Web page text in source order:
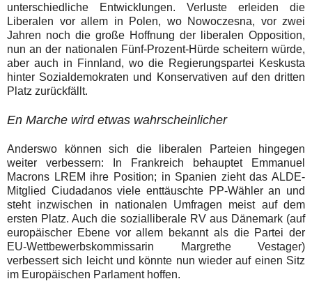
unterschiedliche Entwicklungen. Verluste erleiden die
Liberalen vor allem in Polen, wo Nowoczesna, vor zwei
Jahren noch die große Hoffnung der liberalen Opposition,
nun an der nationalen Fünf-Prozent-Hürde scheitern würde,
aber auch in Finnland, wo die Regierungspartei Keskusta
hinter Sozialdemokraten und Konservativen auf den dritten
Platz zurückfällt.
En Marche wird etwas wahrscheinlicher
Anderswo können sich die liberalen Parteien hingegen
weiter verbessern: In Frankreich behauptet Emmanuel
Macrons LREM ihre Position; in Spanien zieht das ALDE-
Mitglied Ciudadanos viele enttäuschte PP-Wähler an und
steht inzwischen in nationalen Umfragen meist auf dem
ersten Platz. Auch die sozialliberale RV aus Dänemark (auf
europäischer Ebene vor allem bekannt als die Partei der
EU-Wettbewerbskommissarin Margrethe Vestager)
verbessert sich leicht und könnte nun wieder auf einen Sitz
im Europäischen Parlament hoffen.